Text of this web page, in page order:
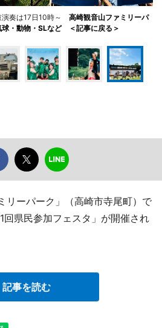
演奏は17日10時～ 高崎観音山ファミリーパ
球・動物・SLなど ＜記事に戻る＞
リーパーク」（高崎市寺尾町）で
回県民参加フェスタ」が開催され
記事を読む